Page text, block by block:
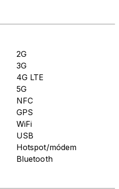
2G
3G
4G LTE
5G
NFC
GPS
WiFi
USB
Hotspot/módem
Bluetooth